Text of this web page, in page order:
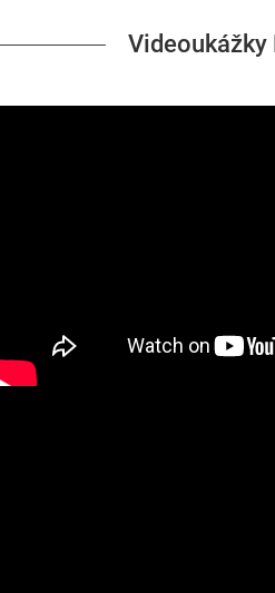
Videoukážky